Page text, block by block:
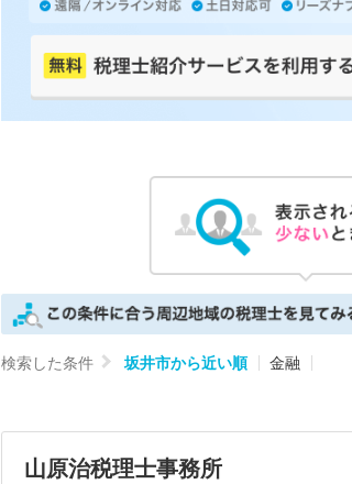
検索した条件 坂井市から近い順 金融
山原治税理士事務所